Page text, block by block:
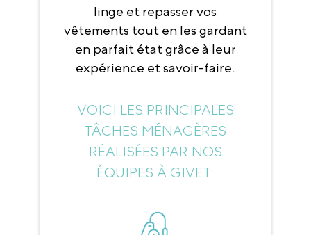
linge et repasser vos
vêtements tout en les gardant
en parfait état grâce à leur
expérience et savoir-faire.
VOICI LES PRINCIPALES
TÂCHES MÉNAGÈRES
RÉALISÉES PAR NOS
ÉQUIPES À GIVET: